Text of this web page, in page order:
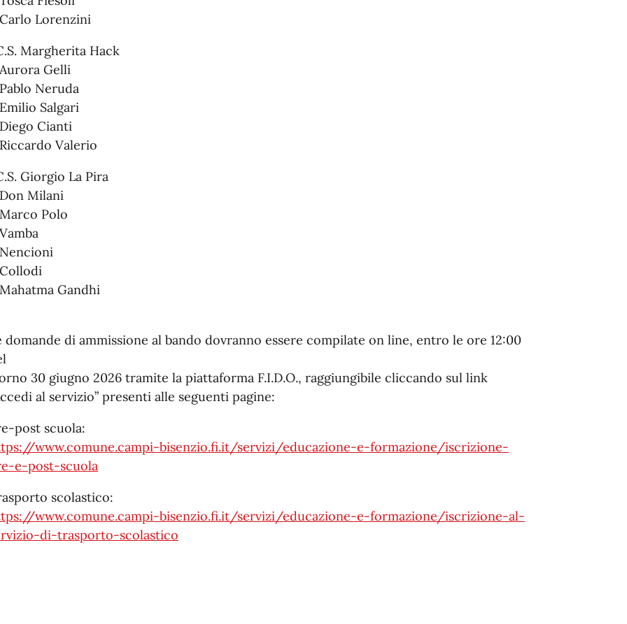
Lorenzini
Margherita Hack
Gelli
Neruda
Salgari
Cianti
Valerio
Giorgio La Pira
Milani
Polo
Gandhi
domande di ammissione al bando dovranno essere compilate on line, entro le ore 12:00
30 giugno 2026 tramite la piattaforma F.I.D.O., raggiungibile cliccando sul link
al servizio” presenti alle seguenti pagine:
post scuola:
www.comune.campi-bisenzio.fi.it/servizi/educazione-e-formazione/iscrizione-
e-post-scuola
scolastico:
www.comune.campi-bisenzio.fi.it/servizi/educazione-e-formazione/iscrizione-al-
di-trasporto-scolastico